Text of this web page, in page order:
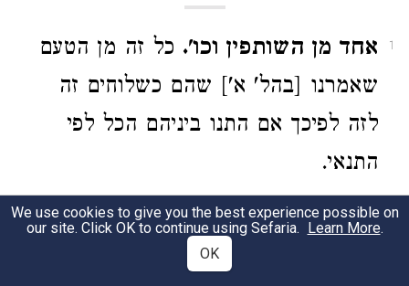
1 אחד מן השותפין וכו'. כל זה מן הטעם
שאמרנו [בהל' א'] שהם כשלוחים זה
לזה לפיכך אם התנו ביניהם הכל לפי
התנאי.
5:3
We use cookies to give you the best experience possible on
our site. Click OK to continue using Sefaria. Learn More.
OK